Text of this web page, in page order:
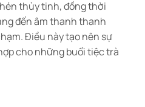
thủy tinh, đồng thời
đến âm thanh thanh
Điều này tạo nên sự
cho những buổi tiệc trà